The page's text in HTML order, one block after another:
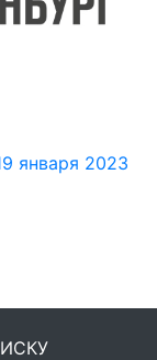
января 2023